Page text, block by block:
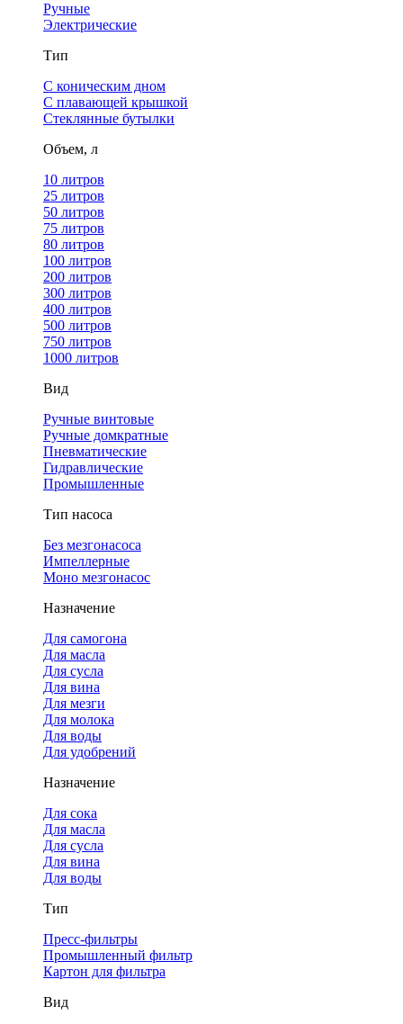
Ручные
Электрические
Тип
С коническим дном
С плавающей крышкой
Стеклянные бутылки
Объем, л
10 литров
25 литров
50 литров
75 литров
80 литров
100 литров
200 литров
300 литров
400 литров
500 литров
750 литров
1000 литров
Вид
Ручные винтовые
Ручные домкратные
Пневматические
Гидравлические
Промышленные
Тип насоса
Без мезгонасоса
Импеллерные
Моно мезгонасос
Назначение
Для самогона
Для масла
Для сусла
Для вина
Для мезги
Для молока
Для воды
Для удобрений
Назначение
Для сока
Для масла
Для сусла
Для вина
Для воды
Тип
Пресс-фильтры
Промышленный фильтр
Картон для фильтра
Вид